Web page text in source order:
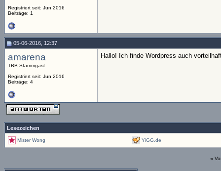
Registriert seit: Jun 2016
Beiträge: 1
05-06-2016, 12:37
amarena
TBB Stammgast
Registriert seit: Jun 2016
Beiträge: 4
Hallo! Ich finde Wordpress auch
Lesezeichen
Mister Wong YiGG.de
«